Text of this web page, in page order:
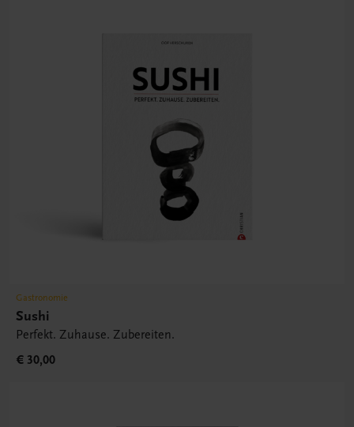
Gastronomie
Sushi
Perfekt. Zuhause. Zubereiten.
€ 30,00